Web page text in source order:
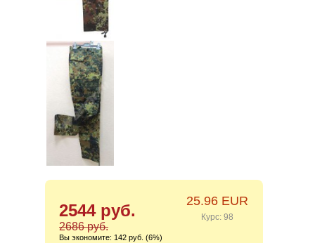
2544 руб.
2686 руб.
Вы экономите: 142 руб. (6%)
25.96 EUR
Курс: 98